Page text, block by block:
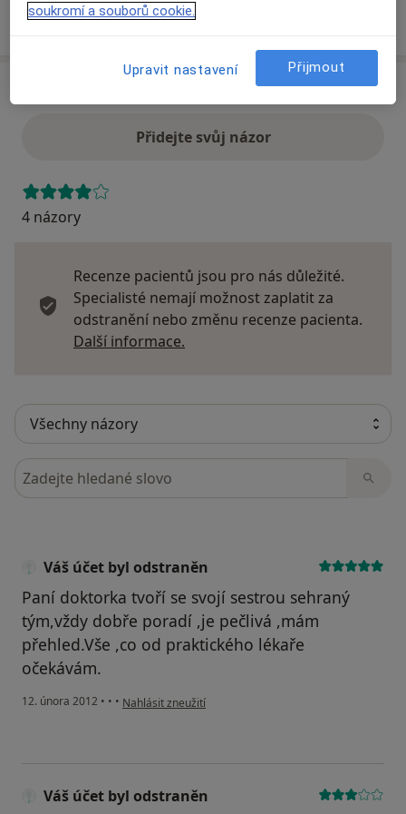
Více
Přidejte svůj názor
4 názory
Recenze pacientů jsou pro nás důležité.
Specialisté nemají možnost zaplatit za
odstranění nebo změnu recenze pacienta.
Další informace.
Hledejte v názorech
Váš účet byl odstraněn
Paní doktorka tvoří se svojí sestrou sehraný
tým,vždy dobře poradí ,je pečlivá ,mám
přehled.Vše ,co od praktického lékaře
očekávám.
12. února 2012 • • • podle názoru uživatele Váš účet byl odstraněn
Nahlásit zneužití
Váš účet byl odstraněn
soukromí a souborů cookie.
Upravit nastavení Přijmout